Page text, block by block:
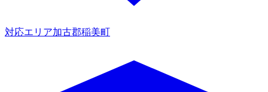
対応エリア加古郡稲美町